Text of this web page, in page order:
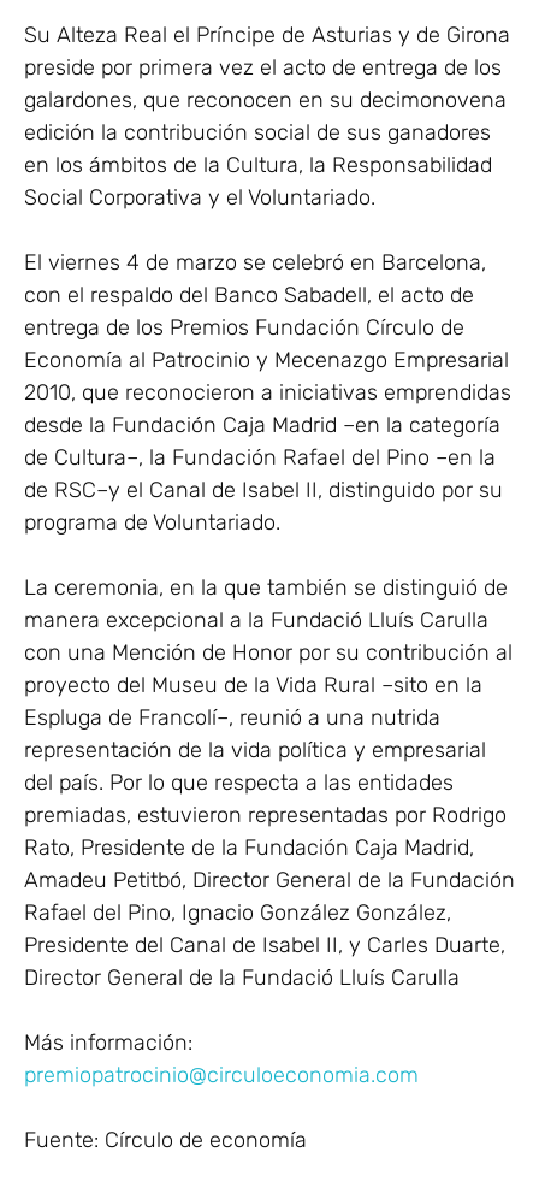
Su Alteza Real el Príncipe de Asturias y de Girona
preside por primera vez el acto de entrega de los
galardones, que reconocen en su decimonovena
edición la contribución social de sus ganadores
en los ámbitos de la Cultura, la Responsabilidad
Social Corporativa y el Voluntariado.
El viernes 4 de marzo se celebró en Barcelona,
con el respaldo del Banco Sabadell, el acto de
entrega de los Premios Fundación Círculo de
Economía al Patrocinio y Mecenazgo Empresarial
2010, que reconocieron a iniciativas emprendidas
desde la Fundación Caja Madrid –en la categoría
de Cultura–, la Fundación Rafael del Pino –en la
de RSC–y el Canal de Isabel II, distinguido por su
programa de Voluntariado.
La ceremonia, en la que también se distinguió de
manera excepcional a la Fundació Lluís Carulla
con una Mención de Honor por su contribución al
proyecto del Museu de la Vida Rural –sito en la
Espluga de Francolí–, reunió a una nutrida
representación de la vida política y empresarial
del país. Por lo que respecta a las entidades
premiadas, estuvieron representadas por Rodrigo
Rato, Presidente de la Fundación Caja Madrid,
Amadeu Petitbó, Director General de la Fundación
Rafael del Pino, Ignacio González González,
Presidente del Canal de Isabel II, y Carles Duarte,
Director General de la Fundació Lluís Carulla
Más información:
premiopatrocinio@circuloeconomia.com
Fuente: Círculo de economía